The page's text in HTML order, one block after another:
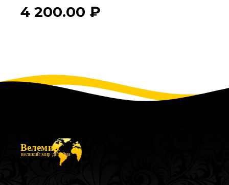
4 200.00 ₽
Велемир
великий мир дизайна